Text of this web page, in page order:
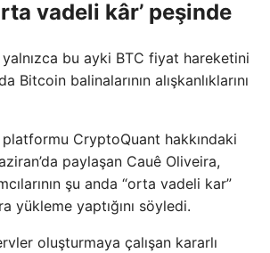
vadeli kâr’ peşinde
yalnızca bu ayki BTC fiyat hareketini
Bitcoin balinalarının alışkanlıklarını
CryptoQuant hakkındaki
paylaşan Cauê Oliveira,
şu anda “orta vadeli kar”
yükleme yaptığını söyledi.
oluşturmaya çalışan kararlı